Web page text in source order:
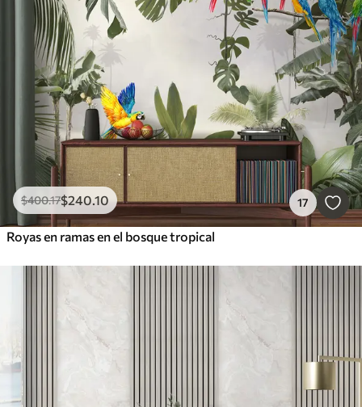
$400.17$240.10 17
Royas en ramas en el bosque tropical